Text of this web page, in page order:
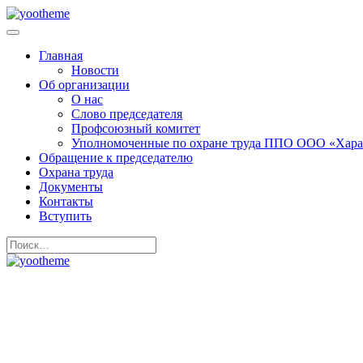
Главная
Новости
Об организации
О нас
Слово председателя
Профсоюзный комитет
Уполномоченные по охране труда ППО ООО
Обращение к председателю
Охрана труда
Документы
Контакты
Вступить